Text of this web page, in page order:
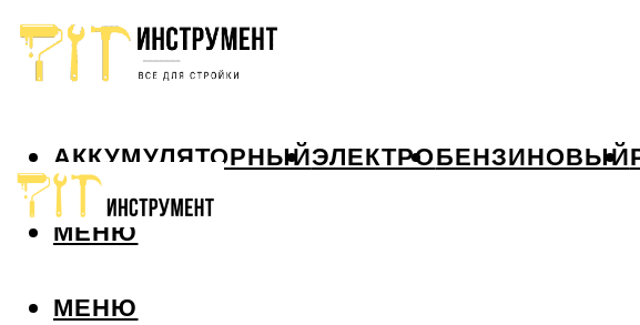
АККУМУЛЯТОРНЫЙЭЛЕКТРОБЕНЗИНОВЫЙ
МЕНЮ
МЕНЮ